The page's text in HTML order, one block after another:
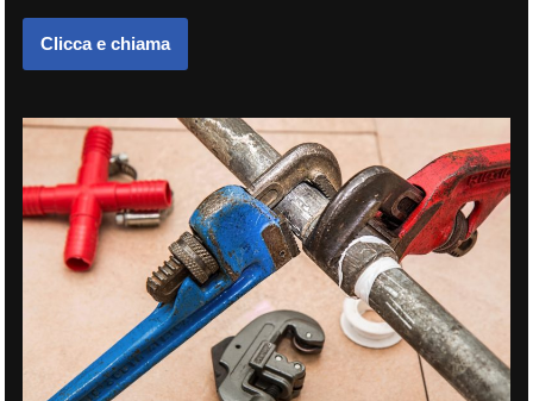
Clicca e chiama